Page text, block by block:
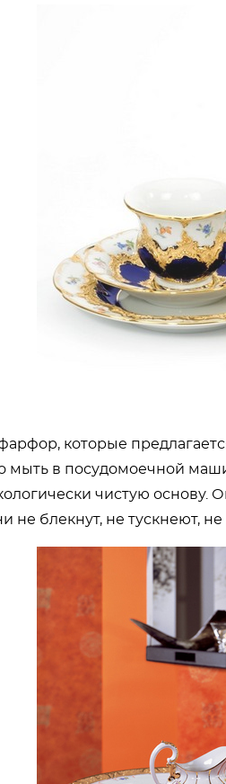
которые
мыть в посудомоечной
чистую
не блекнут, не тускнеют,